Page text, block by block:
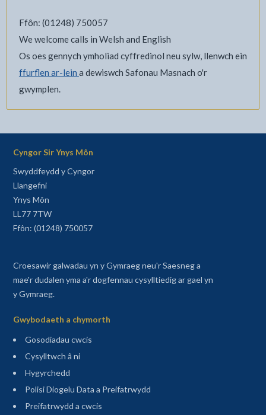
Ffôn: (01248) 750057
We welcome calls in Welsh and English
Os oes gennych ymholiad cyffredinol neu sylw, llenwch ein
ffurflen ar-lein a dewiswch Safonau Masnach o'r
gwymplen.
Cyngor Sir Ynys Môn
Swyddfeydd y Cyngor
Llangefni
Ynys Môn
LL77 7TW
Ffôn: (01248) 750057
Croesawir galwadau yn y Gymraeg neu'r Saesneg a
mae'r dudalen yma a'r dogfennau cysylltiedig ar gael yn
y Gymraeg.
Gwybodaeth a chymorth
Gosodiadau cwcis
Cysylltwch â ni
Hygyrchedd
Polisi Diogelu Data a Preifatrwydd
Preifatrwydd a cwcis